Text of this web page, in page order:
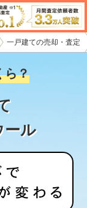
一戸建ての売却・査定
ら？
ール